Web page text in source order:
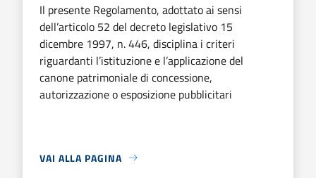
Il presente Regolamento, adottato ai sensi
dell’articolo 52 del decreto legislativo 15
dicembre 1997, n. 446, disciplina i criteri
riguardanti l’istituzione e l’applicazione del
canone patrimoniale di concessione,
autorizzazione o esposizione pubblicitari
VAI ALLA PAGINA